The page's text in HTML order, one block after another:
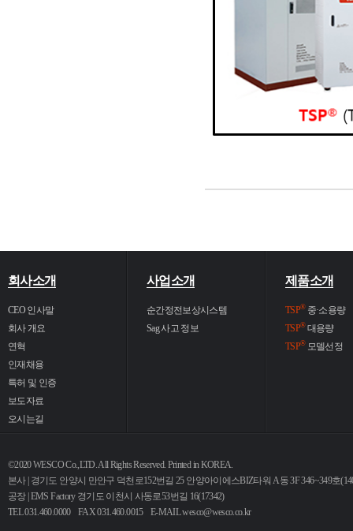
회사소개
CEO 인사말
회사 개요
연혁
인재채용
특허 및 인증
보도자료
오시는길
사업소개
순간정전보상시스템
Sag 사고 정보
제품소개
TSP®중·소용량
TSP®대용량
TSP®모델선정
©2020 WESCO Co.,LTD. All Rights Reserved. Printed in KOREA.
본사 | 경기도 안양시 만안구 덕천로152번길 25 안양아이에스BIZ타워 A동 3F 346~349호
공장 | EMS Factory 경기도 이천시 사동로53번길 16(17342)
TEL 031.460.0000 FAX 031.460.0015 E-MAILwesco@wesco.co.kr